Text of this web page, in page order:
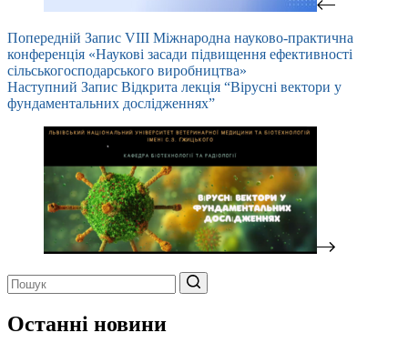
Попередній Запис VІІІ Міжнародна науково-практична
конференція «Наукові засади підвищення ефективності
сільськогосподарського виробництва»
Наступний Запис Відкрита лекція “Вірусні вектори у
фундаментальних дослідженнях”
результатів
Останні новини